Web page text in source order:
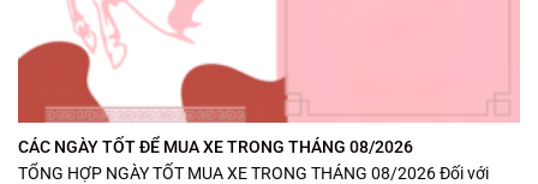
CÁC NGÀY TỐT ĐỂ MUA XE TRONG THÁNG 08/2026
TỔNG HỢP NGÀY TỐT MUA XE TRONG THÁNG 08/2026 Đối với